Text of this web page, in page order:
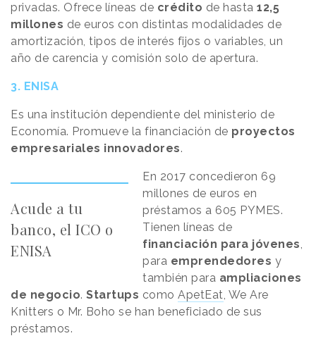
privadas. Ofrece líneas de crédito de hasta 12,5
millones de euros con distintas modalidades de
amortización, tipos de interés fijos o variables, un
año de carencia y comisión solo de apertura.
3. ENISA
Es una institución dependiente del ministerio de
Economía. Promueve la financiación de proyectos
empresariales innovadores.
Acude a tu
banco, el ICO o
ENISA
En 2017 concedieron 69
millones de euros en
préstamos a 605 PYMES.
Tienen líneas de
financiación para jóvenes,
para emprendedores y
también para ampliaciones
de negocio. Startups como ApetEat, We Are
Knitters o Mr. Boho se han beneficiado de sus
préstamos.